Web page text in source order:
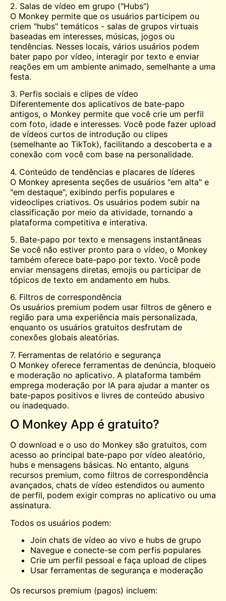
2. Salas de vídeo em grupo ("Hubs")
O Monkey permite que os usuários participem ou
criem "hubs" temáticos - salas de grupos virtuais
baseadas em interesses, músicas, jogos ou
tendências. Nesses locais, vários usuários podem
bater papo por vídeo, interagir por texto e enviar
reações em um ambiente animado, semelhante a uma
festa.
3. Perfis sociais e clipes de vídeo
Diferentemente dos aplicativos de bate-papo
antigos, o Monkey permite que você crie um perfil
com foto, idade e interesses. Você pode fazer upload
de vídeos curtos de introdução ou clipes
(semelhante ao TikTok), facilitando a descoberta e a
conexão com você com base na personalidade.
4. Conteúdo de tendências e placares de líderes
O Monkey apresenta seções de usuários "em alta" e
"em destaque", exibindo perfis populares e
videoclipes criativos. Os usuários podem subir na
classificação por meio da atividade, tornando a
plataforma competitiva e interativa.
5. Bate-papo por texto e mensagens instantâneas
Se você não estiver pronto para o vídeo, o Monkey
também oferece bate-papo por texto. Você pode
enviar mensagens diretas, emojis ou participar de
tópicos de texto em andamento em hubs.
6. Filtros de correspondência
Os usuários premium podem usar filtros de gênero e
região para uma experiência mais personalizada,
enquanto os usuários gratuitos desfrutam de
conexões globais aleatórias.
7. Ferramentas de relatório e segurança
O Monkey oferece ferramentas de denúncia, bloqueio
e moderação no aplicativo. A plataforma também
emprega moderação por IA para ajudar a manter os
bate-papos positivos e livres de conteúdo abusivo
ou inadequado.
O Monkey App é gratuito?
O download e o uso do Monkey são gratuitos, com
acesso ao principal bate-papo por vídeo aleatório,
hubs e mensagens básicas. No entanto, alguns
recursos premium, como filtros de correspondência
avançados, chats de vídeo estendidos ou aumento
de perfil, podem exigir compras no aplicativo ou uma
assinatura.
Todos os usuários podem:
Join chats de vídeo ao vivo e hubs de grupo
Navegue e conecte-se com perfis populares
Crie um perfil pessoal e faça upload de clipes
Usar ferramentas de segurança e moderação
Os recursos premium (pagos) incluem: